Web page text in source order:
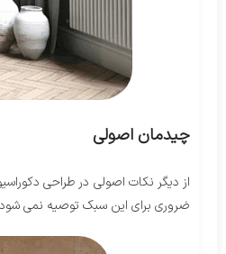
چیدمان اصولی
از دیگر نکات اصولی در طراحی
ضروری برای این سبک توصیه نمی